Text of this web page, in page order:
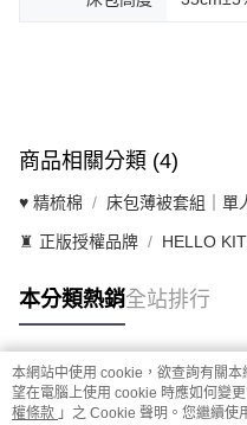
商品相關分類 (4)
♥ 精梳棉 床包薄被套組｜單
♜ 正版授權品牌 HELLO
本分類熱銷全站排行
熱門標籤
本網站中使用 cookie，欲查詢有關
望在電腦上使用 cookie 時應如何變
權條款 」之 Cookie 聲明。您繼續使